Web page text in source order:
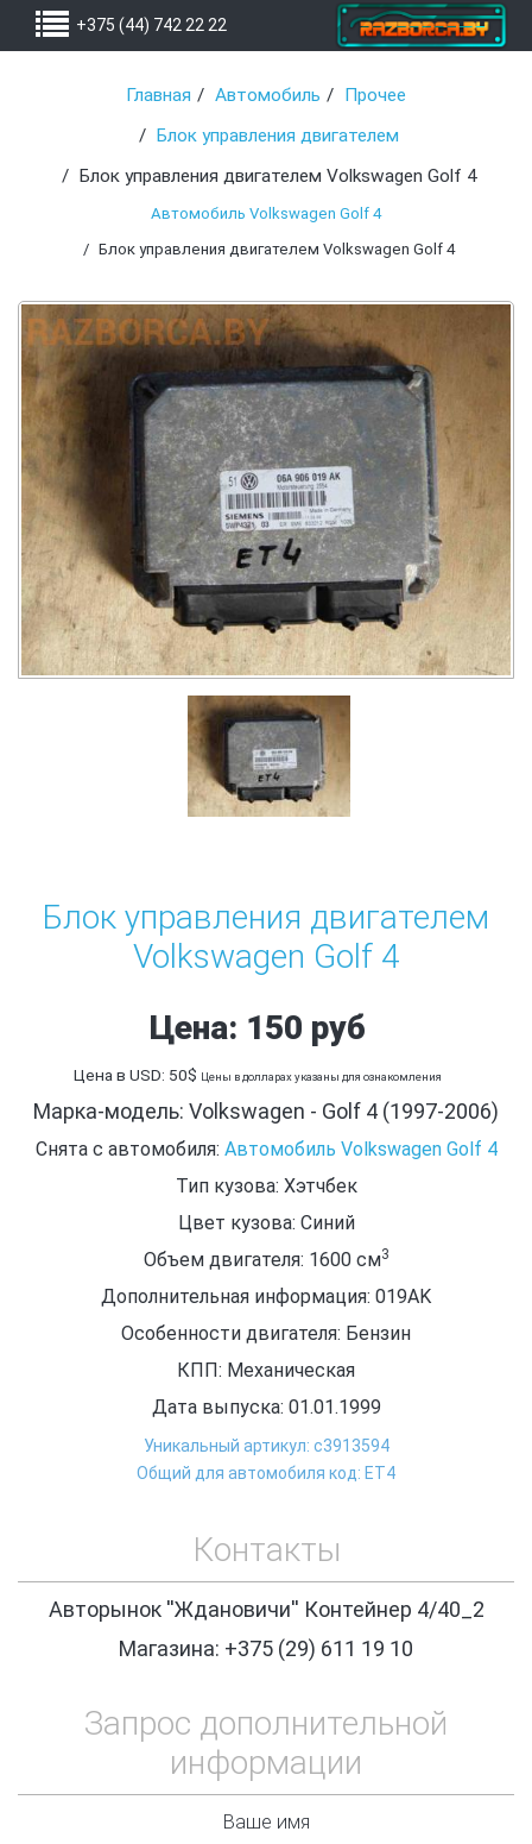
+375 (44) 742 22 22
Главная Автомобиль
Прочее
Блок управления двигателем
Блок управления двигателем Volkswagen Golf 4
Автомобиль Volkswagen Golf 4
Блок управления двигателем Volkswagen Golf 4
Блок управления двигателем
Volkswagen Golf 4
Цена: 150 руб
Цена в USD: 50$ Цены в долларах указаны для ознакомления
Марка-модель: Volkswagen - Golf 4 (1997-2006)
Снята с автомобиля: Автомобиль Volkswagen Golf 4
Тип кузова: Хэтчбек
Цвет кузова: Синий
Объем двигателя: 1600 см3
Дополнительная информация: 019AK
Особенности двигателя: Бензин
КПП: Механическая
Дата выпуска: 01.01.1999
Уникальный артикул: c3913594
Общий для автомобиля код: ЕТ4
Контакты
Авторынок ''Ждановичи'' Контейнер 4/40_2
Магазина: +375 (29) 611 19 10
Запрос дополнительной
информации
Ваше имя